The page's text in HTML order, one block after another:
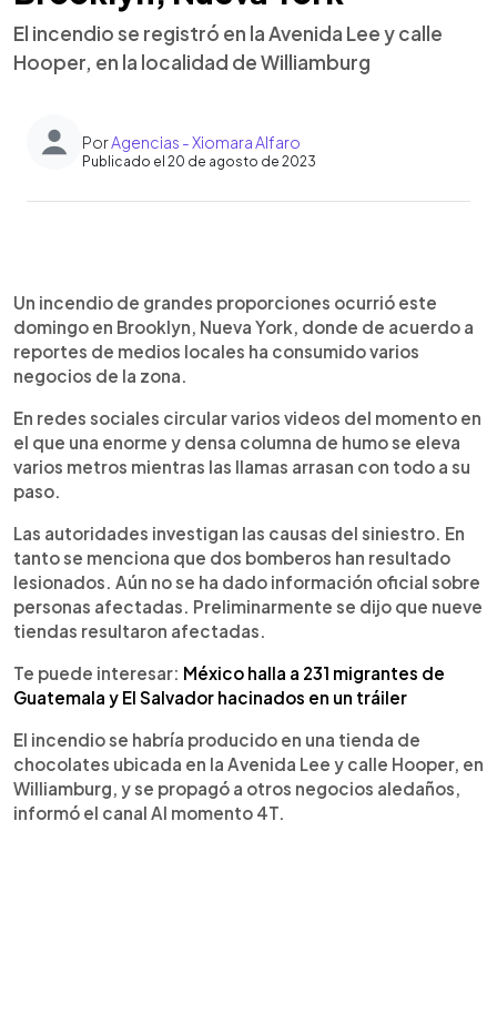
El incendio se registró en la Avenida Lee y calle
Hooper, en la localidad de Williamburg
PorAgencias - Xiomara Alfaro
Publicado el 20 de agosto de 2023
Escuchar artículo
Un incendio de grandes proporciones ocurrió este
domingo en Brooklyn, Nueva York, donde de acuerdo a
reportes de medios locales ha consumido varios
negocios de la zona.
En redes sociales circular varios videos del momento en
el que una enorme y densa columna de humo se eleva
varios metros mientras las llamas arrasan con todo a su
paso.
Las autoridades investigan las causas del siniestro. En
tanto se menciona que dos bomberos han resultado
lesionados. Aún no se ha dado información oficial sobre
personas afectadas. Preliminarmente se dijo que nueve
tiendas resultaron afectadas.
Te puede interesar: México halla a 231 migrantes de
Guatemala y El Salvador hacinados en un tráiler
El incendio se habría producido en una tienda de
chocolates ubicada en la Avenida Lee y calle Hooper, en
Williamburg, y se propagó a otros negocios aledaños,
informó el canal Al momento 4T.